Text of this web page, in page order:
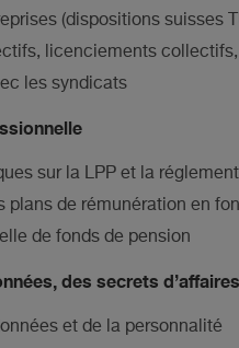
(dispositions suisses
licenciements
les syndicats
sur la LPP et la
plans de rémunération en
de fonds de pension
des secrets
et de la personnalité